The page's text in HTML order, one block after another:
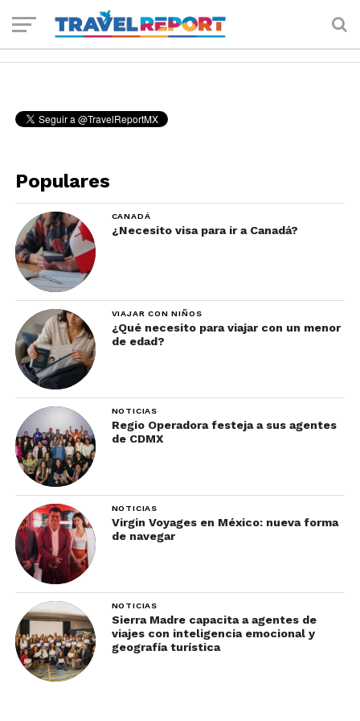
Populares
CANADÁ
¿Necesito visa para ir a Canadá?
VIAJAR CON NIÑOS
¿Qué necesito para viajar con un menor
de edad?
NOTICIAS
Regio Operadora festeja a sus agentes
de CDMX
NOTICIAS
Virgin Voyages en México: nueva forma
de navegar
NOTICIAS
Sierra Madre capacita a agentes de
viajes con inteligencia emocional y
geografía turística